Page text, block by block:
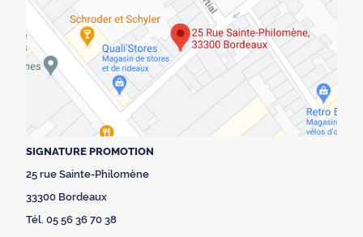
SIGNATURE PROMOTION
25 rue Sainte-Philomène
33300 Bordeaux
Tél. 05 56 36 70 38